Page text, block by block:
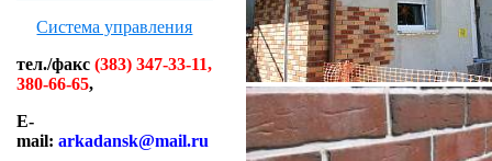
Система управления
тел./факс (383) 347-33-11,
380-66-65,
E-
mail: arkadansk@mail.ru